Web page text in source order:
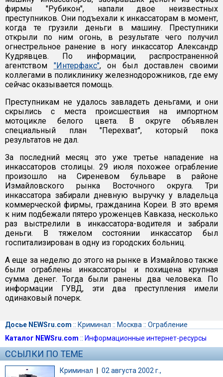
фирмы "Рубикон", напали двое неизвестных
преступников. Они подъехали к инкассаторам в момент,
когда те грузили деньги в машину. Преступники
открыли по ним огонь, в результате чего получил
огнестрельное ранение в ногу инкассатор Александр
Кудрявцев. По информации, распространенной
агентством "Интерфакс", он был доставлен своими
коллегами в поликлинику железнодорожников, где ему
сейчас оказывается помощь.
Преступникам не удалось завладеть деньгами, и они
скрылись с места происшествия на импортном
мотоцикле белого цвета. В округе объявлен
специальный план "Перехват", который пока
результатов не дал.
За последний месяц это уже третье нападение на
инкассаторов столицы. 29 июля похожее ограбление
произошло на Сиреневом бульваре в районе
Измайловского рынка Восточного округа. Три
инкассатора забирали дневную выручку у владельца
коммерческой фирмы, гражданина Кореи. В это время
к ним подбежали пятеро уроженцев Кавказа, несколько
раз выстрелили в инкассатора-водителя и забрали
деньги. В тяжелом состоянии инкассатор был
госпитализирован в одну из городских больниц.
А еще за неделю до этого на рынке в Измайлово также
были ограблены инкассаторы и похищена крупная
сумма денег. Тогда были ранены два человека. По
информации ГУВД, эти два преступления имели
одинаковый почерк.
Досье NEWSru.com :: Криминал :: Москва :: Ограбление
Каталог NEWSru.com :: Информационные интернет-ресурсы
ССЫЛКИ ПО ТЕМЕ
Криминал | 02 августа 2002 г.,